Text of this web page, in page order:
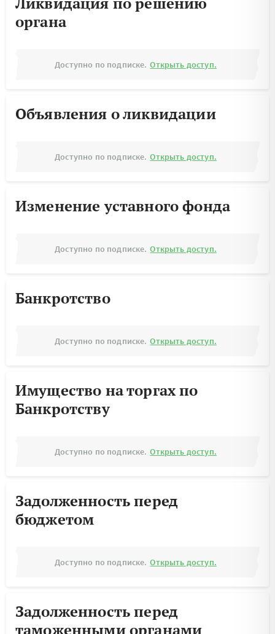
органа
Доступно по подписке. Открыть доступ.
Объявления о ликвидации
Доступно по подписке. Открыть доступ.
Изменение уставного фонда
Доступно по подписке. Открыть доступ.
Банкротство
Доступно по подписке. Открыть доступ.
Имущество на торгах по
Банкротству
Доступно по подписке. Открыть доступ.
Задолженность перед
бюджетом
Доступно по подписке. Открыть доступ.
Задолженность перед
таможенными органами